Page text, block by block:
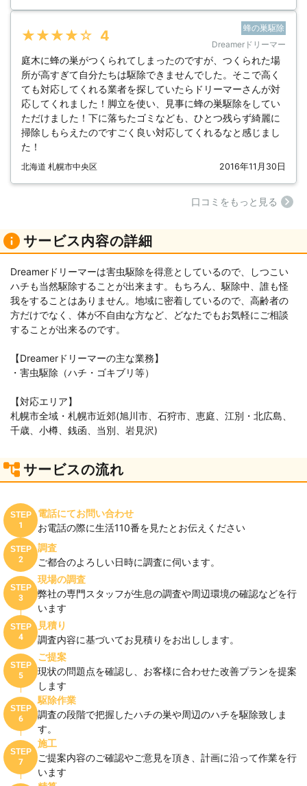
★★★★★ 4
蜂の巣駆除
Dreamerドリーマー
庭木に蜂の巣がつくられてしまったのですが、つくられた場
所が高すぎて自分たちは駆除できませんでした。そこで高く
ても対応してくれる業者を探していたらドリーマーさんが対
応してくれました！脚立を使い、見事に蜂の巣駆除をしてい
ただけました！下に落ちたゴミなども、ひとつ残らず綺麗に
掃除しもらえたのですごく良い対応してくれるなと感じまし
た！
北海道 札幌市中央区 2016年11月30日
⼝コミをもっと見る
サービス内容の詳細
Dreamerドリーマーは害虫駆除を得意としているので、しつこい
ハチも当然駆除することが出来ます。もちろん、駆除中、誰も怪
我をすることはありません。地域に密着しているので、高齢者の
方だけでなく、体が不自由な方など、どなたでもお気軽にご相談
することが出来るのです。
【Dreamerドリーマーの主な業務】
・害虫駆除（ハチ・ゴキブリ等）
【対応エリア】
札幌市全域・札幌市近郊(旭川市、石狩市、恵庭、江別・北広島、
千歳、小樽、銭函、当別、岩見沢)
サービスの流れ
STEP
1
電話にてお問い合わせ
お電話の際に生活110番を見たとお伝えください
STEP
2
調査
ご都合のよろしい日時に調査に伺います。
STEP
3
現場の調査
弊社の専門スタッフが生息の調査や周辺環境の確認などを行
います
STEP
4
見積り
調査内容に基づいてお見積りをお出しします。
STEP
5
ご提案
現状の問題点を確認し、お客様に合わせた改善プランを提案
します
STEP
6
駆除作業
調査の段階で把握したハチの巣や周辺のハチを駆除致しま
す。
STEP
7
施工
ご提案内容のご確認やご意見を頂き、計画に沿って作業を行
います